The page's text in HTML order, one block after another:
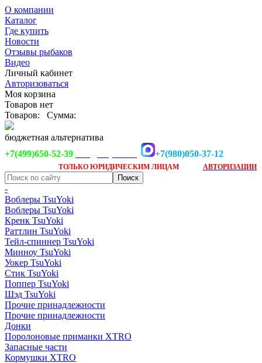
О компании
Каталог
Где купить
Новости
Отзывы рыбаков
Видео
Личный кабинет
Авторизоваться
Моя корзина
Товаров нет
Товаров:
Сумма:
бюджетная альтернатива
+7(499)650-52-39
+7(980)050-37-12
ТОЛЬКО ЮРИДИЧЕСКИМ ЛИЦАМ АВТОРИЗАЦИИ
-
Воблеры TsuYoki
Воблеры TsuYoki
Кренк TsuYoki
Раттлин TsuYoki
Тейл-спиннер TsuYoki
Минноу TsuYoki
Уокер TsuYoki
Стик TsuYoki
Поппер TsuYoki
Шэд TsuYoki
Прочие принадлежности
Прочие принадлежности
Донки
Поролоновые приманки XTRO
Запасные части
Кормушки XTRO